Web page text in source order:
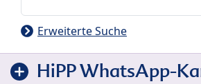
Erweiterte Suche
HiPP WhatsApp-